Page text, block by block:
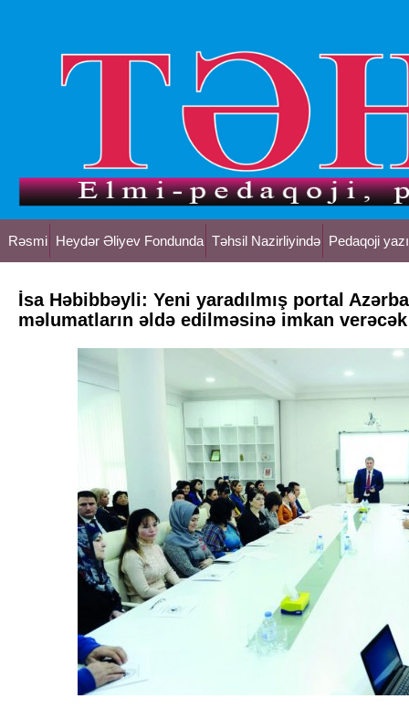
Rəsmi Heydər Əliyev Fondunda Təhsil Nazirliyində Pedaqoji
İsa Həbibbəyli: Yeni yaradılmış portal
məlumatların əldə edilməsinə imkan verəcək